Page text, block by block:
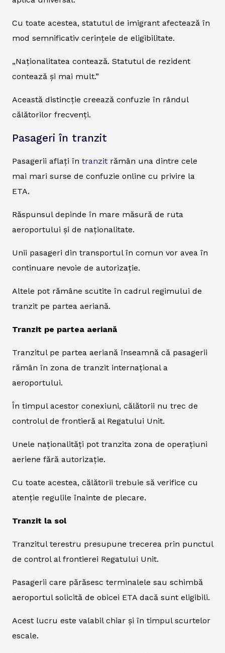
Cu toate acestea, statutul de imigrant afectează în
mod semnificativ cerințele de eligibilitate.
„Naționalitatea contează. Statutul de rezident
contează și mai mult.”
Această distincție creează confuzie în rândul
călătorilor frecvenți.
Pasageri în tranzit
Pasagerii aflați în tranzit rămân una dintre cele
mai mari surse de confuzie online cu privire la
ETA.
Răspunsul depinde în mare măsură de ruta
aeroportului și de naționalitate.
Unii pasageri din transportul în comun vor avea în
continuare nevoie de autorizație.
Altele pot rămâne scutite în cadrul regimului de
tranzit pe partea aeriană.
Tranzit pe partea aeriană
Tranzitul pe partea aeriană înseamnă că pasagerii
rămân în zona de tranzit internațional a
aeroportului.
În timpul acestor conexiuni, călătorii nu trec de
controlul de frontieră al Regatului Unit.
Unele naționalități pot tranzita zona de operațiuni
aeriene fără autorizație.
Cu toate acestea, călătorii trebuie să verifice cu
atenție regulile înainte de plecare.
Tranzit la sol
Tranzitul terestru presupune trecerea prin punctul
de control al frontierei Regatului Unit.
Pasagerii care părăsesc terminalele sau schimbă
aeroportul solicită de obicei ETA dacă sunt eligibili.
Acest lucru este valabil chiar și în timpul scurtelor
escale.